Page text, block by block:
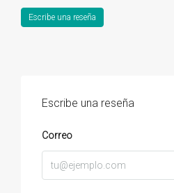
Escribe una reseña
Escribe una reseña
Correo